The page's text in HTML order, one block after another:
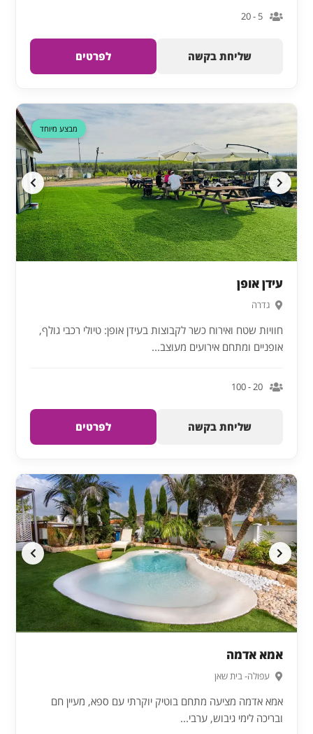
5 - 20
שליחת בקשה לפרטים
דקה 90
מבצע מיוחד
עידן אופן
גדרה
חוויות שטח ואירוח כשר לקבוצות בעידן אופן: טיולי רכבי גולף,
אופניים ומתחם אירועים מעוצב...
20 - 100
שליחת בקשה לפרטים
אמא אדמה
עפולה- בית שאן
אמא אדמה מציעה מתחם בוטיק יוקרתי עם ספא, מעיין חם
ובריכה לימי גיבוש, ערבי...